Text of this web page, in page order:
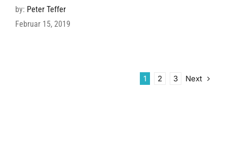
by: Peter Teffer
Februar 15, 2019
1 2 3 Next